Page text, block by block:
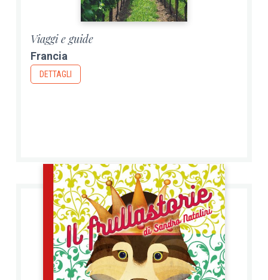
Viaggi e guide
Francia
DETTAGLI